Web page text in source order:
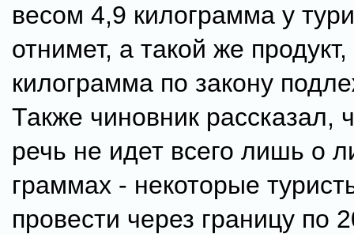
весом 4,9 килограмма у
отнимет, а такой же
килограмма по закону
Также чиновник рассказал,
речь не идет всего лишь о
граммах - некоторые
провести через границу по